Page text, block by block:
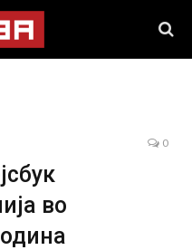
во
0